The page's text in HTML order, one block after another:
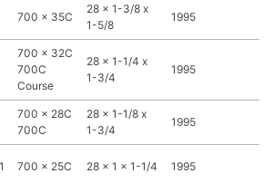
700 x 35C
28 x 1-3/8 x
1-5/8
1995
700 x 32C
700C
Course
28 x 1-1/4 x
1-3/4
1995
700 x 28C
700C
28 x 1-1/8 x
1-3/4
1995
700 x 25C 28 x 1 x 1-1/4 1995